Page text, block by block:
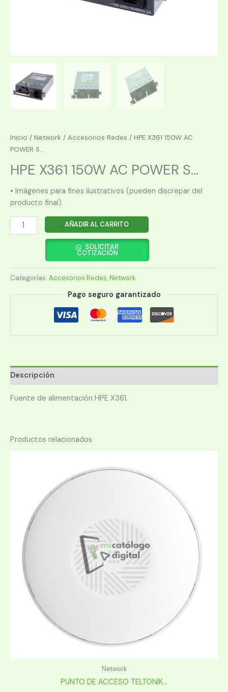
Inicio / Network / Accesorios Redes / HPE X361 150W AC
POWER S...
HPE X361 150W AC POWER S...
• Imágenes para fines ilustrativos (pueden discrepar del
producto final).
HPE
X361
POWER
SUPPLY
AÑADIR AL CARRITO
SOLICITAR
COTIZACIÓN
Categorías: Accesorios Redes,Network
Pago seguro garantizado
Descripción
Fuente de alimentación HPE X361.
Productos relacionados
Network
PUNTO DE ACCESO TELTONIK...